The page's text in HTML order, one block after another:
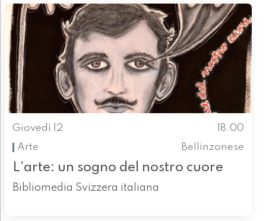
Giovedì 12
18.00
Arte
Bellinzonese
L'arte: un sogno del nostro cuore
Bibliomedia Svizzera italiana